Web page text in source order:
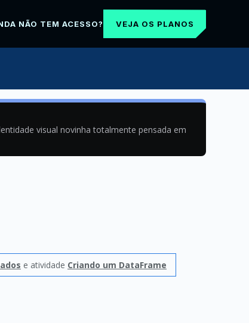
NÃO TEM ACESSO? VEJA OS PLANOS
visual novinha totalmente pensada em
e atividade Criando um DataFrame